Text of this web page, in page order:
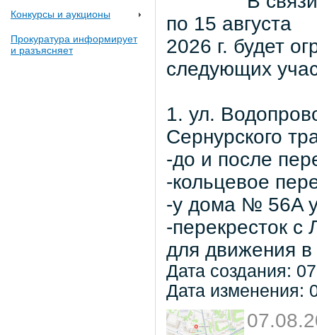
Конкурсы и аукционы
Прокуратура информирует
и разъясняет
по 15 августа
2026 г. будет
следующих
1. ул.
Сернурского
-до и после
-кольцевое
-у дома № 56A
-перекресток с
для движения
Дата создания:
Дата изменения: